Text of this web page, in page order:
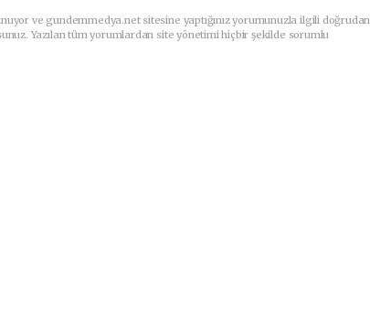
ve gundemmedya.net sitesine yaptığınız yorumunuzla ilgili doğrudan
Yazılan tüm yorumlardan site yönetimi hiçbir şekilde sorumlu